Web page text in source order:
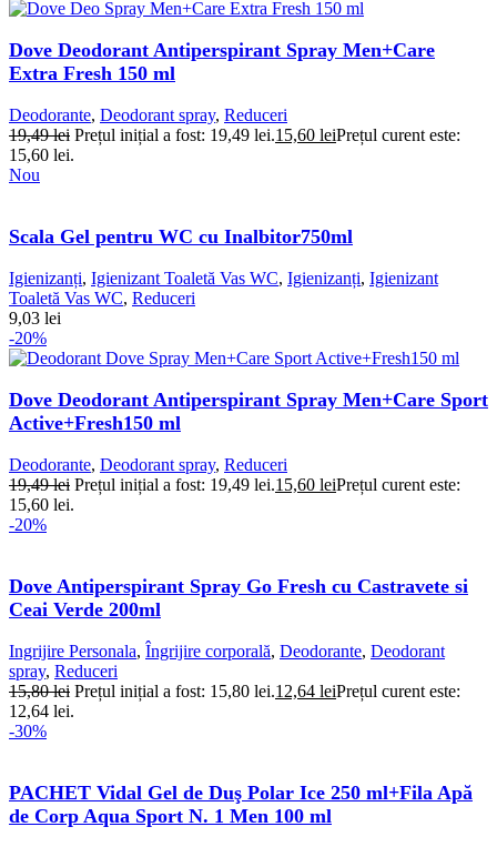
Dove Deodorant Antiperspirant Spray Men+Care
Extra Fresh 150 ml
Deodorante, Deodorant spray, Reduceri
19,49lei Prețul inițial a fost: 19,49 lei.15,60 leiPrețul curent este:
15,60 lei.
Nou
Scala Gel pentru WC cu Inalbitor750ml
Igienizanți, Igienizant Toaletă Vas WC, Igienizanți, Igienizant
Toaletă Vas WC, Reduceri
9,03 lei
-20%
Dove Deodorant Antiperspirant Spray Men+Care Sport
Active+Fresh150 ml
Deodorante, Deodorant spray, Reduceri
19,49lei Prețul inițial a fost: 19,49 lei.15,60 leiPrețul curent este:
15,60 lei.
-20%
Dove Antiperspirant Spray Go Fresh cu Castravete si
Ceai Verde 200ml
Ingrijire Personala, Îngrijire corporală, Deodorante, Deodorant
spray, Reduceri
15,80lei Prețul inițial a fost: 15,80 lei.12,64 leiPrețul curent este:
12,64 lei.
-30%
PACHET Vidal Gel de Duş Polar Ice 250 ml+Fila Apă
de Corp Aqua Sport N. 1 Men 100 ml